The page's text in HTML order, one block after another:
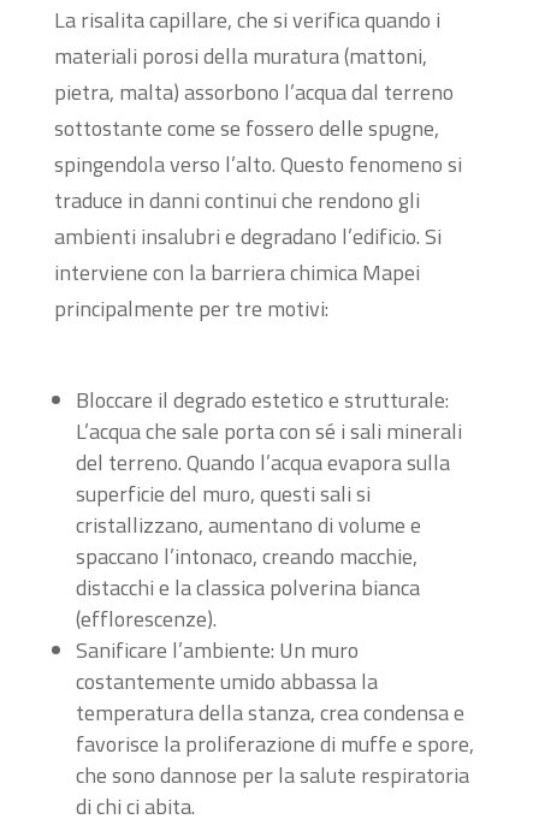
La risalita capillare, che si verifica quando i
materiali porosi della muratura (mattoni,
pietra, malta) assorbono l’acqua dal terreno
sottostante come se fossero delle spugne,
spingendola verso l’alto. Questo fenomeno si
traduce in danni continui che rendono gli
ambienti insalubri e degradano l’edificio. Si
interviene con la barriera chimica Mapei
principalmente per tre motivi:
Bloccare il degrado estetico e strutturale:
L’acqua che sale porta con sé i sali minerali
del terreno. Quando l’acqua evapora sulla
superficie del muro, questi sali si
cristallizzano, aumentano di volume e
spaccano l’intonaco, creando macchie,
distacchi e la classica polverina bianca
(efflorescenze).
Sanificare l’ambiente: Un muro
costantemente umido abbassa la
temperatura della stanza, crea condensa e
favorisce la proliferazione di muffe e spore,
che sono dannose per la salute respiratoria
di chi ci abita.